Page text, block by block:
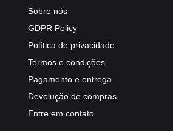
Sobre nós
GDPR Policy
Política de privacidade
Termos e condições
Pagamento e entrega
Devolução de compras
Entre em contato